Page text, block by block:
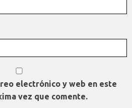
electrónico y web en este
vez que comente.